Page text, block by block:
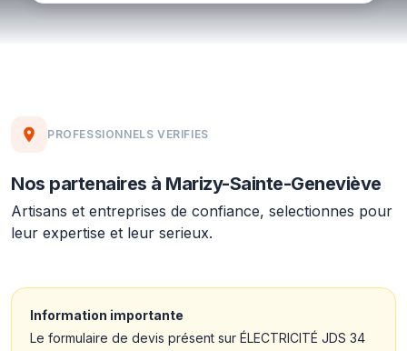
PROFESSIONNELS VERIFIES
Nos partenaires à Marizy-Sainte-Geneviève
Artisans et entreprises de confiance, selectionnes pour
leur expertise et leur serieux.
Information importante
Le formulaire de devis présent sur ÉLECTRICITÉ JDS 34